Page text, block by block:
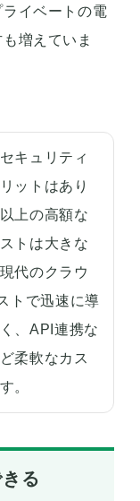
イベートの電
増えていま
キュリティ
ットはあり
上の高額な
トは大きな
代のクラウ
トで迅速に導
、API連携な
柔軟なカス
。
る